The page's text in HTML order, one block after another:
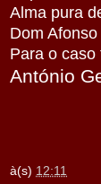
Alma pura
Dom
Para o caso
António
à(s) 12:11